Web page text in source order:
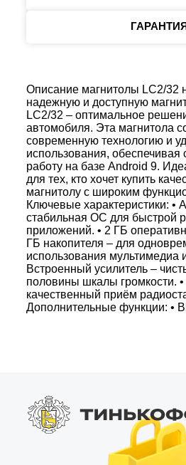
Описание магнитолы LC2/32
надежную и доступную
LC2/32 – оптимальное
автомобиля. Эта магнитола
современную технологию и
использования, обеспечивая
работу на базе Android 9.
для тех, кто хочет купить
магнитолу с широким
Ключевые характеристики: •
стабильная ОС для быстрой
приложений. • 2 ГБ
ГБ накопителя – для
использования мультимедиа
Встроенный усилитель –
половины шкалы громкости.
качественный приём
Дополнительные функции: •
видеорегистратора и
Выбирайте LC2/32 – лучшую
магнитолу для безопасного
вождения.